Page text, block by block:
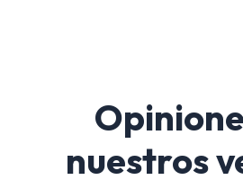
nuestros